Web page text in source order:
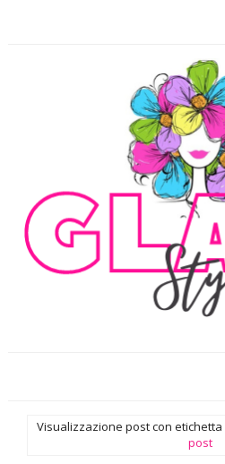
Visualizzazione post con etichetta
post